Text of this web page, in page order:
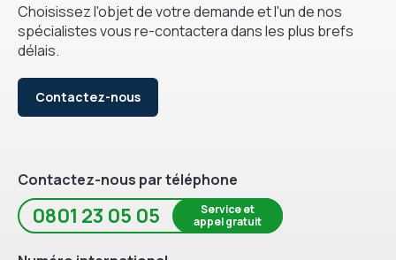
Choisissez l'objet de votre demande et l'un de nos
spécialistes vous re-contactera dans les plus brefs
délais.
Contactez-nous
Contactez-nous par téléphone
0801 23 05 05
Service et
appel gratuit